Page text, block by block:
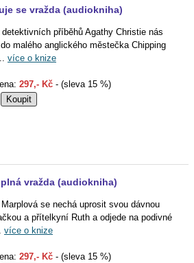
se vražda (audiokniha)
příběhů Agathy Christie nás
malého anglického městečka Chipping
více o knize
297,- Kč - (sleva 15 %)
vražda (audiokniha)
se nechá uprosit svou dávnou
a přítelkyní Ruth a odjede na podivné
více o knize
297,- Kč - (sleva 15 %)